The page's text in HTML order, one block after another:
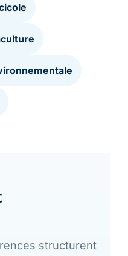
structurent